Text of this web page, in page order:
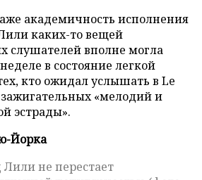
академичность исполнения
каких-то вещей
слушателей вполне могла
в состояние легкой
кто ожидал услышать в Le
«мелодий и
эстрады».
Йорка
не перестает